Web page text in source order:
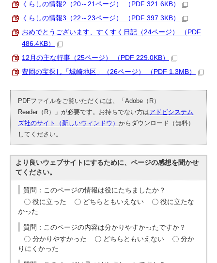
くらしの情報2（20～21ページ） （PDF 321.6KB）
くらしの情報3（22～23ページ） （PDF 397.3KB）
おめでとうございます、すくすく日記（24ページ） （PDF
486.4KB）
12月の主な行事（25ページ） （PDF 229.0KB）
豊岡の宝探し「城崎地区」（26ページ） （PDF 1.3MB）
PDFファイルをご覧いただくには、「Adobe（R）
Reader（R）」が必要です。お持ちでない方はアドビシステム
ズ社のサイト（新しいウィンドウ）からダウンロード（無料）
してください。
より良いウェブサイトにするために、ページの感想を聞かせ
てください。
質問：このページの情報は役にたちましたか？
役に立った
どちらともいえない
役に立たな
かった
質問：このページの内容は分かりやすかったですか？
分かりやすかった
どちらともいえない
分か
りにくかった